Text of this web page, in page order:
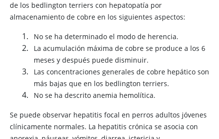
de los bedlington terriers con hepatopatía por
almacenamiento de cobre en los siguientes aspectos:
No se ha determinado el modo de herencia.
La acumulación máxima de cobre se produce a los 6
meses y después puede disminuir.
Las concentraciones generales de cobre hepático son
más bajas que en los bedlington terriers.
No se ha descrito anemia hemolítica.
Se puede observar hepatitis focal en perros adultos jóvenes
clínicamente normales. La hepatitis crónica se asocia con